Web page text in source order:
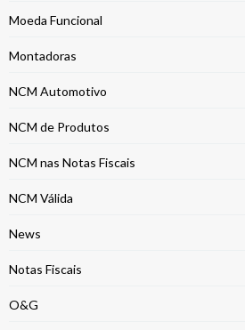
Moeda Funcional
Montadoras
NCM Automotivo
NCM de Produtos
NCM nas Notas Fiscais
NCM Válida
News
Notas Fiscais
O&G